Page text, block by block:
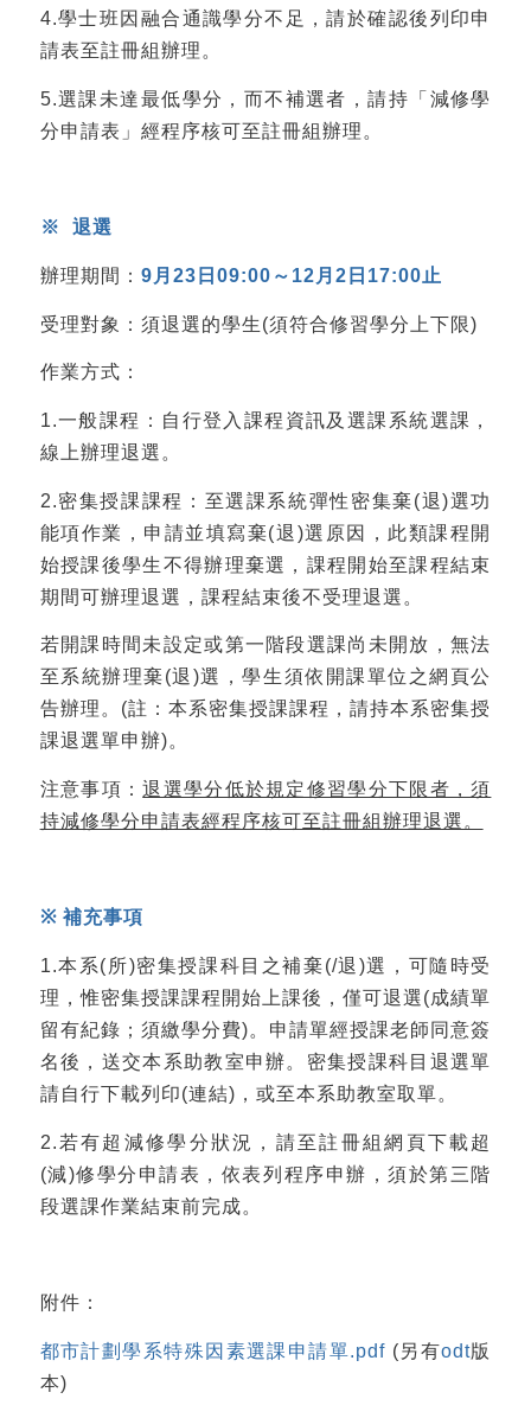
4.學士班因融合通識學分不足，請於確認後列印申
請表至註冊組辦理。
5.選課未達最低學分，而不補選者，請持「減修學
分申請表」經程序核可至註冊組辦理。
※ 退選
辦理期間： 9 月 23 日09:00 ～ 12 月 2 日 17:00 止
受理對象：須退選的學生(須符合修習學分上下限)
作業方式：
1.一般課程：自行登入課程資訊及選課系統選課，
線上辦理退選。
2.密集授課課程：至選課系統彈性密集棄(退)選功
能項作業，申請並填寫棄(退)選原因，此類課程開
始授課後學生不得辦理棄選，課程開始至課程結束
期間可辦理退選，課程結束後不受理退選。
若開課時間未設定或第一階段選課尚未開放，無法
至系統辦理棄(退)選，學生須依開課單位之網頁公
告辦理。(註：本系密集授課課程，請持本系密集授
課退選單申辦)。
注意事項：退選學分低於規定修習學分下限者，須
持減修學分申請表經程序核可至註冊組辦理退選。
※ 補充事項
1.本系(所)密集授課科目之補棄(/退)選，可隨時受
理，惟密集授課課程開始上課後，僅可退選(成績單
留有紀錄；須繳學分費)。申請單經授課老師同意簽
名後，送交本系助教室申辦。密集授課科目退選單
請自行下載列印(連結)，或至本系助教室取單。
2.若有超減修學分狀況，請至註冊組網頁下載超
(減)修學分申請表，依表列程序申辦，須於第三階
段選課作業結束前完成。
附件：
都市計劃學系特殊因素選課申請單.pdf (另有odt版
本)